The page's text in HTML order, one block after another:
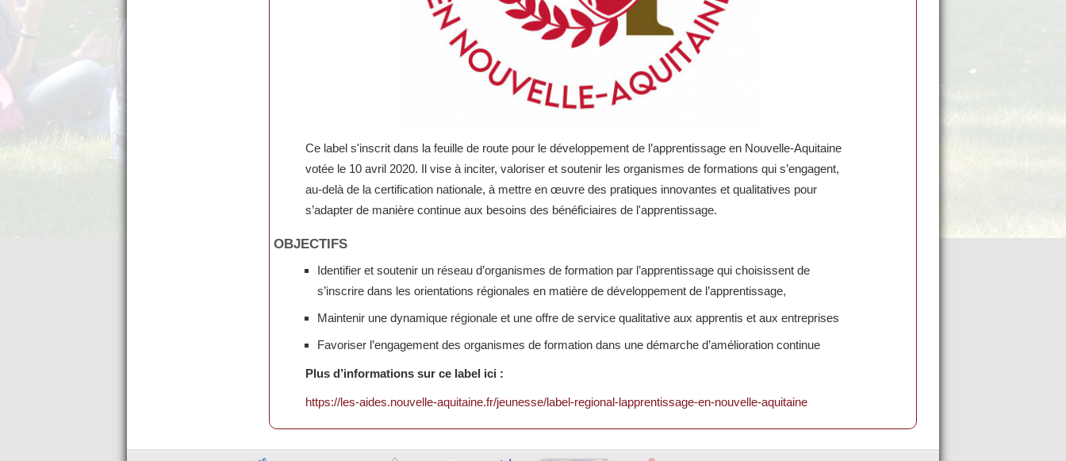
Ce label s'inscrit dans la feuille de route pour le développement de l’apprentissage en Nouvelle-Aquitaine
votée le 10 avril 2020. Il vise à inciter, valoriser et soutenir les organismes de formations qui s’engagent,
au-delà de la certification nationale, à mettre en œuvre des pratiques innovantes et qualitatives pour
s’adapter de manière continue aux besoins des bénéficiaires de l'apprentissage.
OBJECTIFS
Identifier et soutenir un réseau d’organismes de formation par l’apprentissage qui choisissent de
s’inscrire dans les orientations régionales en matière de développement de l’apprentissage,
Maintenir une dynamique régionale et une offre de service qualitative aux apprentis et aux entreprises
Favoriser l’engagement des organismes de formation dans une démarche d’amélioration continue
Plus d’informations sur ce label ici :
https://les-aides.nouvelle-aquitaine.fr/jeunesse/label-regional-lapprentissage-en-nouvelle-aquitaine